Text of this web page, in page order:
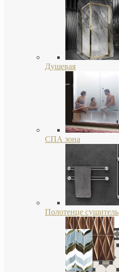
Душевая
СПА зона
Полотенце сушитель